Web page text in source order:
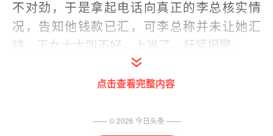
不对劲，于是拿起电话向真正的李总核实情
况，告知他钱款已汇，可李总称并未让她汇
钱，王女士大叫不好，上当了，赶紧报警。
鼓楼公安分局鼓楼派出所民警接到报警后，立
远在深圳。民警意识到时间越长，钱被取走的
点击查看完整内容
—— ©2026 今日头条 ——